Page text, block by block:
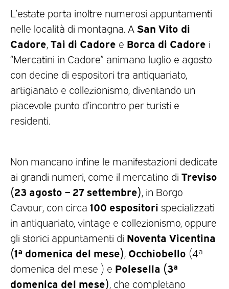
L’estate porta inoltre numerosi appuntamenti
nelle località di montagna. A San Vito di
Cadore Tai di Cadore e Borca di Cadore i
“Mercatini in Cadore” animano luglio e agosto
con decine di espositori tra antiquariato,
artigianato e collezionismo, diventando un
piacevole punto d’incontro per turisti e
residenti.
Non mancano infine le manifestazioni dedicate
ai grandi numeri, come il mercatino di Treviso
(23 agosto – 27 settembre) , in Borgo
Cavour, con circa 100 espositori specializzati
in antiquariato, vintage e collezionismo, oppure
gli storici appuntamenti di Noventa Vicentina
(1ª domenica del mese) Occhiobello (4ª
domenica del mese ) e Polesella (3ª
domenica del mese) , che completano